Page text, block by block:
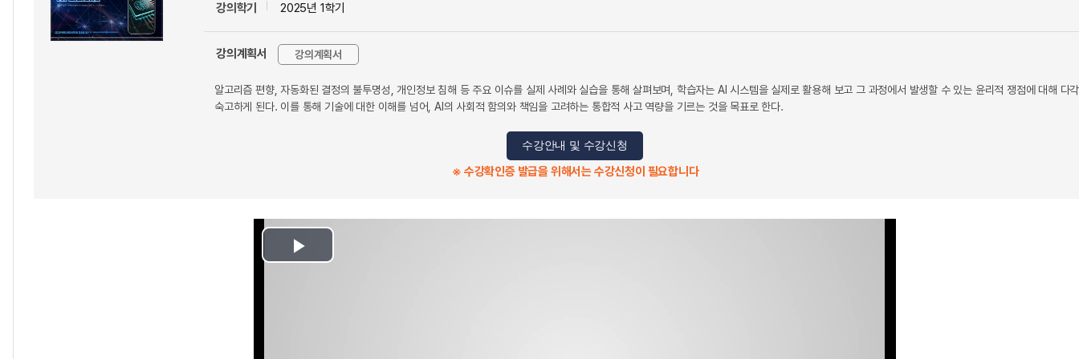
강의학기
2025년 1학기
강의계획서 강의계획서
알고리즘 편향, 자동화된 결정의 불투명성, 개인정보 침해 등 주요 이슈를 실제 사례와 실습을 통해 살펴보며, 학습자는 AI 시스템을 실제로 활용해 보고 그 과정에서 발생할 수 있는 윤리적 쟁점에 대해 다
숙고하게 된다. 이를 통해 기술에 대한 이해를 넘어, AI의 사회적 함의와 책임을 고려하는 통합적 사고 역량을 기르는 것을 목표로 한다.
수강안내 및 수강신청
※ 수강확인증 발급을 위해서는 수강신청이 필요합니다
Play